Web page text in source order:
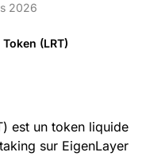
2026
(LRT)
est un token liquide
sur EigenLayer